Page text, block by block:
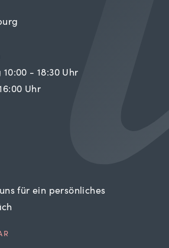
- 18:30 Uhr
Uhr
für ein persönliches